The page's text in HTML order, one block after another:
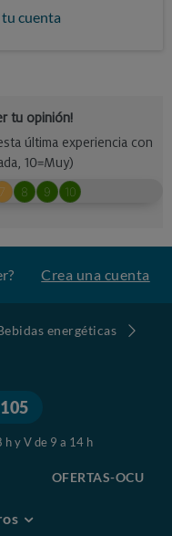
tu cuenta
Crea una cuenta
energéticas
h y V de 9 a 14 h
OFERTAS-OCU